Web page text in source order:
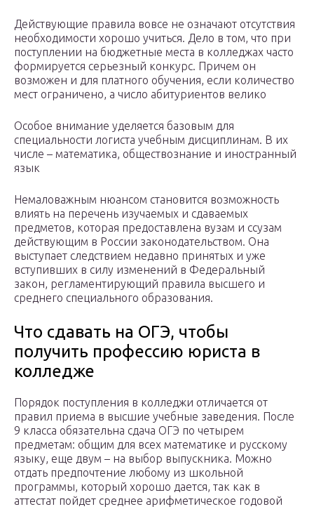
Действующие правила вовсе не означают отсутствия
необходимости хорошо учиться. Дело в том, что при
поступлении на бюджетные места в колледжах часто
формируется серьезный конкурс. Причем он
возможен и для платного обучения, если количество
мест ограничено, а число абитуриентов велико
Особое внимание уделяется базовым для
специальности логиста учебным дисциплинам. В их
числе – математика, обществознание и иностранный
язык
Немаловажным нюансом становится возможность
влиять на перечень изучаемых и сдаваемых
предметов, которая предоставлена вузам и ссузам
действующим в России законодательством. Она
выступает следствием недавно принятых и уже
вступивших в силу изменений в Федеральный
закон, регламентирующий правила высшего и
среднего специального образования.
Что сдавать на ОГЭ, чтобы
получить профессию юриста в
колледже
Порядок поступления в колледжи отличается от
правил приема в высшие учебные заведения. После
9 класса обязательна сдача ОГЭ по четырем
предметам: общим для всех математике и русскому
языку, еще двум – на выбор выпускника. Можно
отдать предпочтение любому из школьной
программы, который хорошо дается, так как в
аттестат пойдет среднее арифметическое годовой